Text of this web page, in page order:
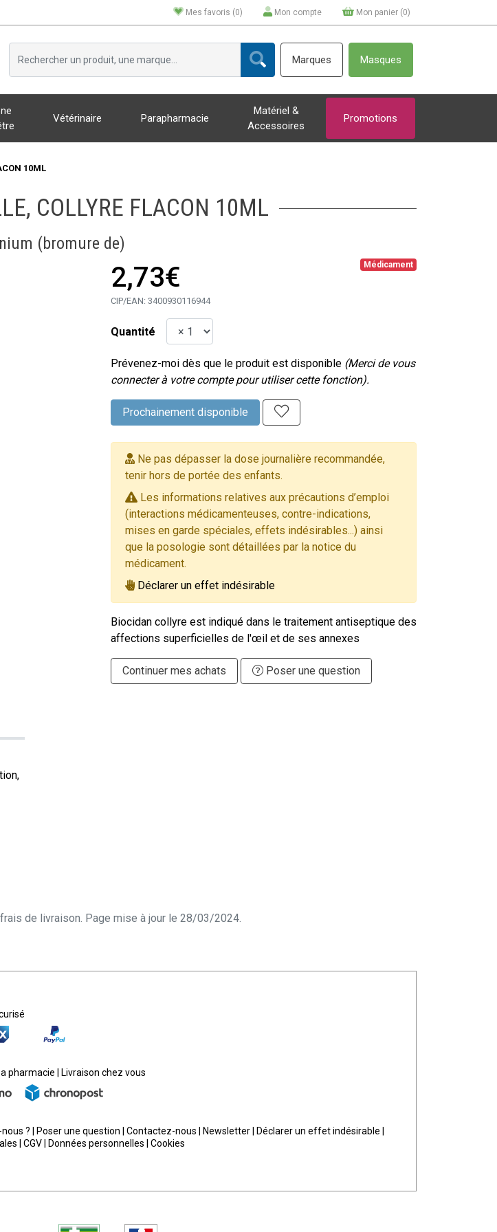
Mes favoris (0) Mon compte Mon panier (0)
Marques Masques
Vétérinaire Parapharmacie
Matériel &
Accessoires
Promotions
10ML
COLLYRE FLACON 10ML
(bromure de)
Médicament
2,73€
CIP/EAN: 3400930116944
Quantité
Prévenez-moi dès que le produit est disponible (Merci de vous
connecter à votre compte pour utiliser cette fonction).
Prochainement disponible
Ne pas dépasser la dose journalière recommandée,
tenir hors de portée des enfants.
Les informations relatives aux précautions d’emploi
(interactions médicamenteuses, contre-indications,
mises en garde spéciales, effets indésirables...) ainsi
que la posologie sont détaillées par la notice du
médicament.
Déclarer un effet indésirable
Biocidan collyre est indiqué dans le traitement antiseptique des
affections superficielles de l'œil et de ses annexes
Continuer mes achats Poser une question
de livraison. Page mise à jour le 28/03/2024.
pharmacie
Livraison chez vous
?
Poser une question Contactez-nous Newsletter Déclarer un effet indésirable
CGV Données personnelles Cookies